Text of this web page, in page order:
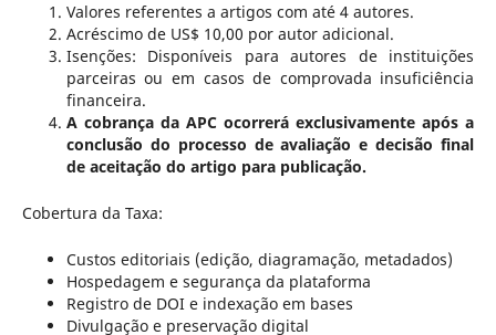
Valores referentes a artigos com até 4 autores.
Acréscimo de US$ 10,00 por autor adicional.
Isenções: Disponíveis para autores de instituições
parceiras ou em casos de comprovada insuficiência
financeira.
A cobrança da APC ocorrerá exclusivamente após a
conclusão do processo de avaliação e decisão final
de aceitação do artigo para publicação.
Cobertura da Taxa:
Custos editoriais (edição, diagramação, metadados)
Hospedagem e segurança da plataforma
Registro de DOI e indexação em bases
Divulgação e preservação digital